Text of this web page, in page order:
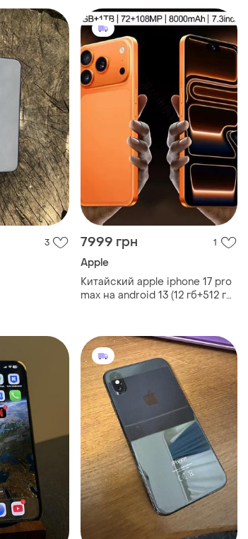
gb стан акумулятора: 83%
neverlock
3 7999 грн 1
Apple
Китайский apple iphone 17 pro
max на android 13 (12 гб+512 гб)
карты